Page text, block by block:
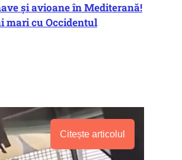
și avioane în Mediterană!
mari cu Occidentul
Citește articolul